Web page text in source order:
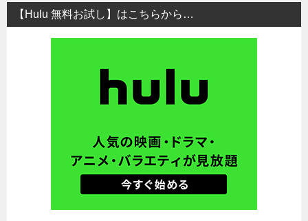
【Hulu 無料お試し】はこちらから…